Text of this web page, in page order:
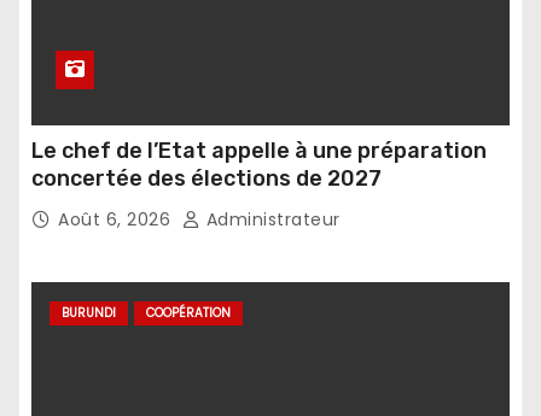
Le chef de l’Etat appelle à une préparation
concertée des élections de 2027
Août 6, 2026 Administrateur
BURUNDI COOPÉRATION